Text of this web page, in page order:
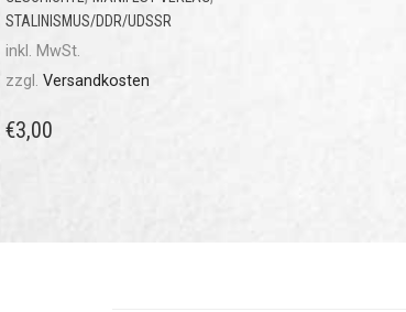
STALINISMUS/DDR/UDSSR
inkl. MwSt.
zzgl. Versandkosten
€3,00